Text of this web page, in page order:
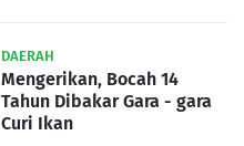
DAERAH
Mengerikan, Bocah 14
Tahun Dibakar Gara - gara
Curi Ikan